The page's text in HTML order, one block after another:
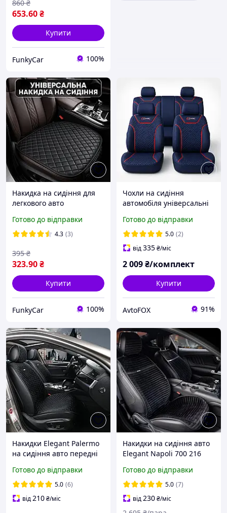
653.60₴
860 ₴
Купити
FunkyCar 100%
Накидка на сидіння для
легкового авто
накидка автомобільна
майка на сидіння чорна з
Готово до відправки
4.3 (3)
323.90₴
395 ₴
Купити
FunkyCar 100%
Чохли на сидіння
автомобіля універсальні
повний комплект
Готово до відправки
5.0 (2)
від335₴/міс
2 009₴/комплект
Купити
AvtoFOX 91%
Накидки Elegant Palermo
на сидіння авто передні
Готово до відправки
5.0 (6)
від210₴/міс
Накидки на сидіння авто
Elegant Napoli 700 216
Готово до відправки
5.0 (7)
від230₴/міс